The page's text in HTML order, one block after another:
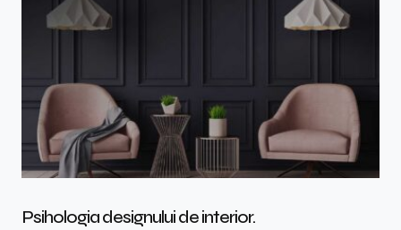
Psihologia designului de interior.